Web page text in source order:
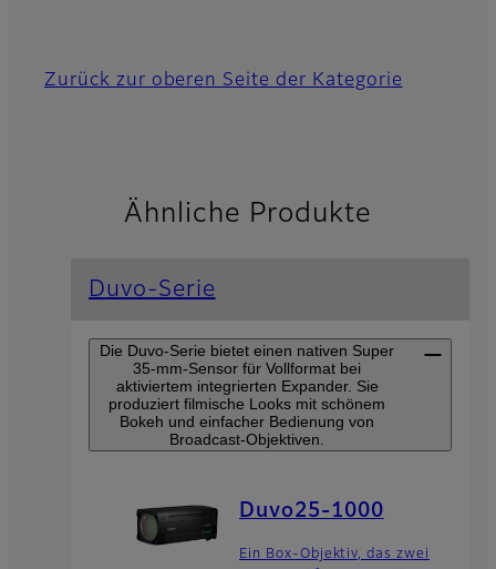
Zurück zur oberen Seite der Kategorie
Ähnliche Produkte
Duvo-Serie
Die Duvo-Serie bietet einen nativen Super
35-mm-Sensor für Vollformat bei
aktiviertem integrierten Expander. Sie
produziert filmische Looks mit schönem
Bokeh und einfacher Bedienung von
Broadcast-Objektiven.
Duvo25-1000
Ein Box-Objektiv, das zwei